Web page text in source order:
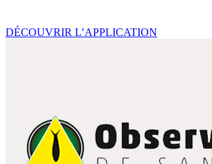
DÉCOUVRIR L’APPLICATION